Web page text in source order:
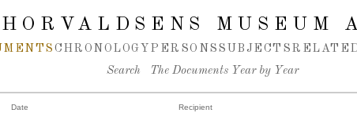
MUSEUM
CHRONOLOGY PERSONS SUBJECTS
Search The Documents Year by Year
Date Recipient